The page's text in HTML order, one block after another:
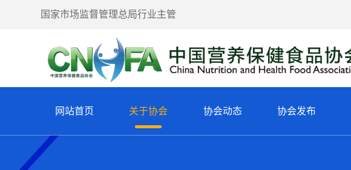
国家市场监督管理总局行业主管
网站首页 关于协会 协会动态 协会发布